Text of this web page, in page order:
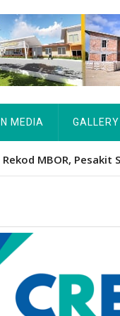
IN MEDIA GALLERY
Kurang